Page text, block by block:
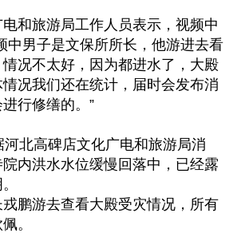
和旅游局工作人员表示，视频中
中男子是文保所所长，他游进去看
况不太好，因为都进水了，大殿
况我们还在统计，届时会发布消
行修缮的。”
北高碑店文化广电和旅游局消
内洪水水位缓慢回落中，已经露
鹏游去查看大殿受灾情况，所有
。